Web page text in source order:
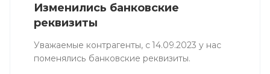
Изменились банковские
реквизиты
Уважаемые контрагенты, с 14.09.2023 у нас
поменялись банковские реквизиты.